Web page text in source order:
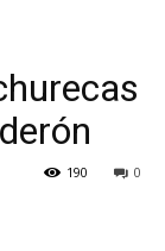
0
190